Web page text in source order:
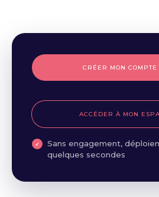
CRÉER MON COMPTE
ACCÉDER À MON
Sans engagement,
quelques secondes